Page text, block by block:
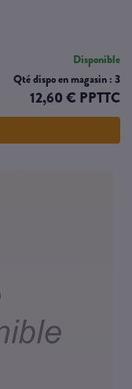
Disponible
Qté dispo en magasin : 3
12,60 € PPTTC